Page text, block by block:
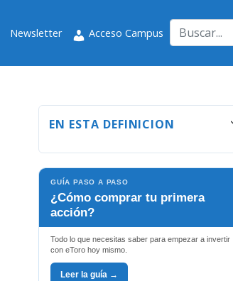
Newsletter Acceso Campus
EN ESTA DEFINICION
GUÍA PASO A PASO
¿Cómo comprar tu primera
acción?
Todo lo que necesitas saber para empezar a invertir
con eToro hoy mismo.
Leer la guía →